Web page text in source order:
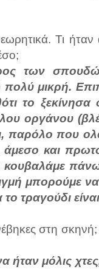
Τι
των
μικρή.
το
οργάνου
παρόλο που
και
μπορούμε
τραγούδι
στη σκηνή;
μόλις